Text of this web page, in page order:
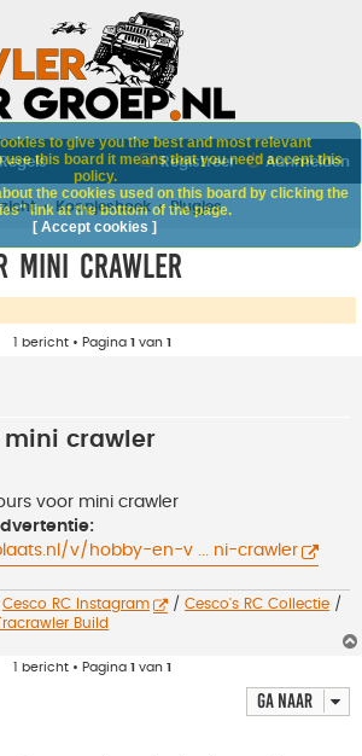
Regels Aanmelden
Registreer
Koopjeshoek Plugjes
mini crawler
1 bericht • Pagina 1van 1
mini crawler
voor mini crawler
v/hobby-en-v ... ni-crawler
Cesco RC Instagram / Cesco's RC Collectie /
Tracrawler Build
1 bericht • Pagina 1van 1
Ga naar
to give you the best and most relevant
use this board it means that you need accept this
policy.
the cookies used on this board by clicking the
link at the bottom of the page.
[ Accept cookies ]